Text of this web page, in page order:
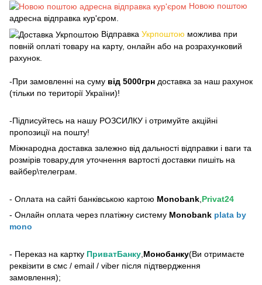
Новою поштою
адресна відправка кур'єром.
Відправка Укрпоштою можлива при
повній оплаті товару на карту, онлайн або на розрахунковий
рахунок.
-При замовленні на суму від 5000грн доставка за наш рахунок
(тільки по території України)!
-Підписуйтесь на нашу РОЗСИЛКУ і отримуйте акційні
пропозиції на пошту!
Міжнародна доставка залежно від дальності відправки і ваги та
розмірів товару,для уточнення вартості доставки пишіть на
вайбер\телеграм.
- Оплата на сайті банківською картою Monobank,Privat24
- Онлайн оплата через платіжну систему Monobank plata by
mono
- Переказ на картку ПриватБанку,Монобанку(Ви отримаєте
реквізити в смс / email / viber після підтвердження
замовлення);